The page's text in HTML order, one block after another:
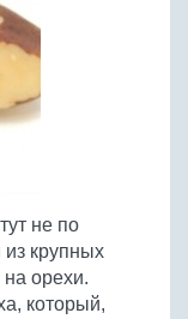
не по
крупных
орехи.
который,